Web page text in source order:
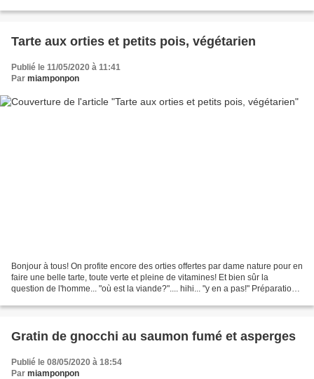
Tarte aux orties et petits pois, végétarien
Publié le 11/05/2020 à 11:41
Par miamponpon
Bonjour à tous! On profite encore des orties offertes par dame nature pour en
faire une belle tarte, toute verte et pleine de vitamines! Et bien sûr la
question de l'homme... "où est la viande?".... hihi... "y en a pas!" Préparation:
Gratin de gnocchi au saumon fumé et asperges
Publié le 08/05/2020 à 18:54
Par miamponpon